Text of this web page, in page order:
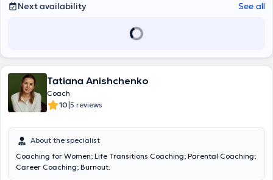
Next availability See all
Tatiana Anishchenko
Coach
10|5 reviews
About the specialist
Coaching for Women; Life Transitions Coaching; Parental Coaching;
Career Coaching; Burnout.